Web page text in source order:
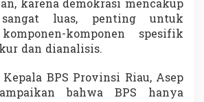
karena demokrasi mencakup
luas, penting untuk
komponen spesifik
dan dianalisis.
BPS Provinsi Riau, Asep
bahwa BPS hanya